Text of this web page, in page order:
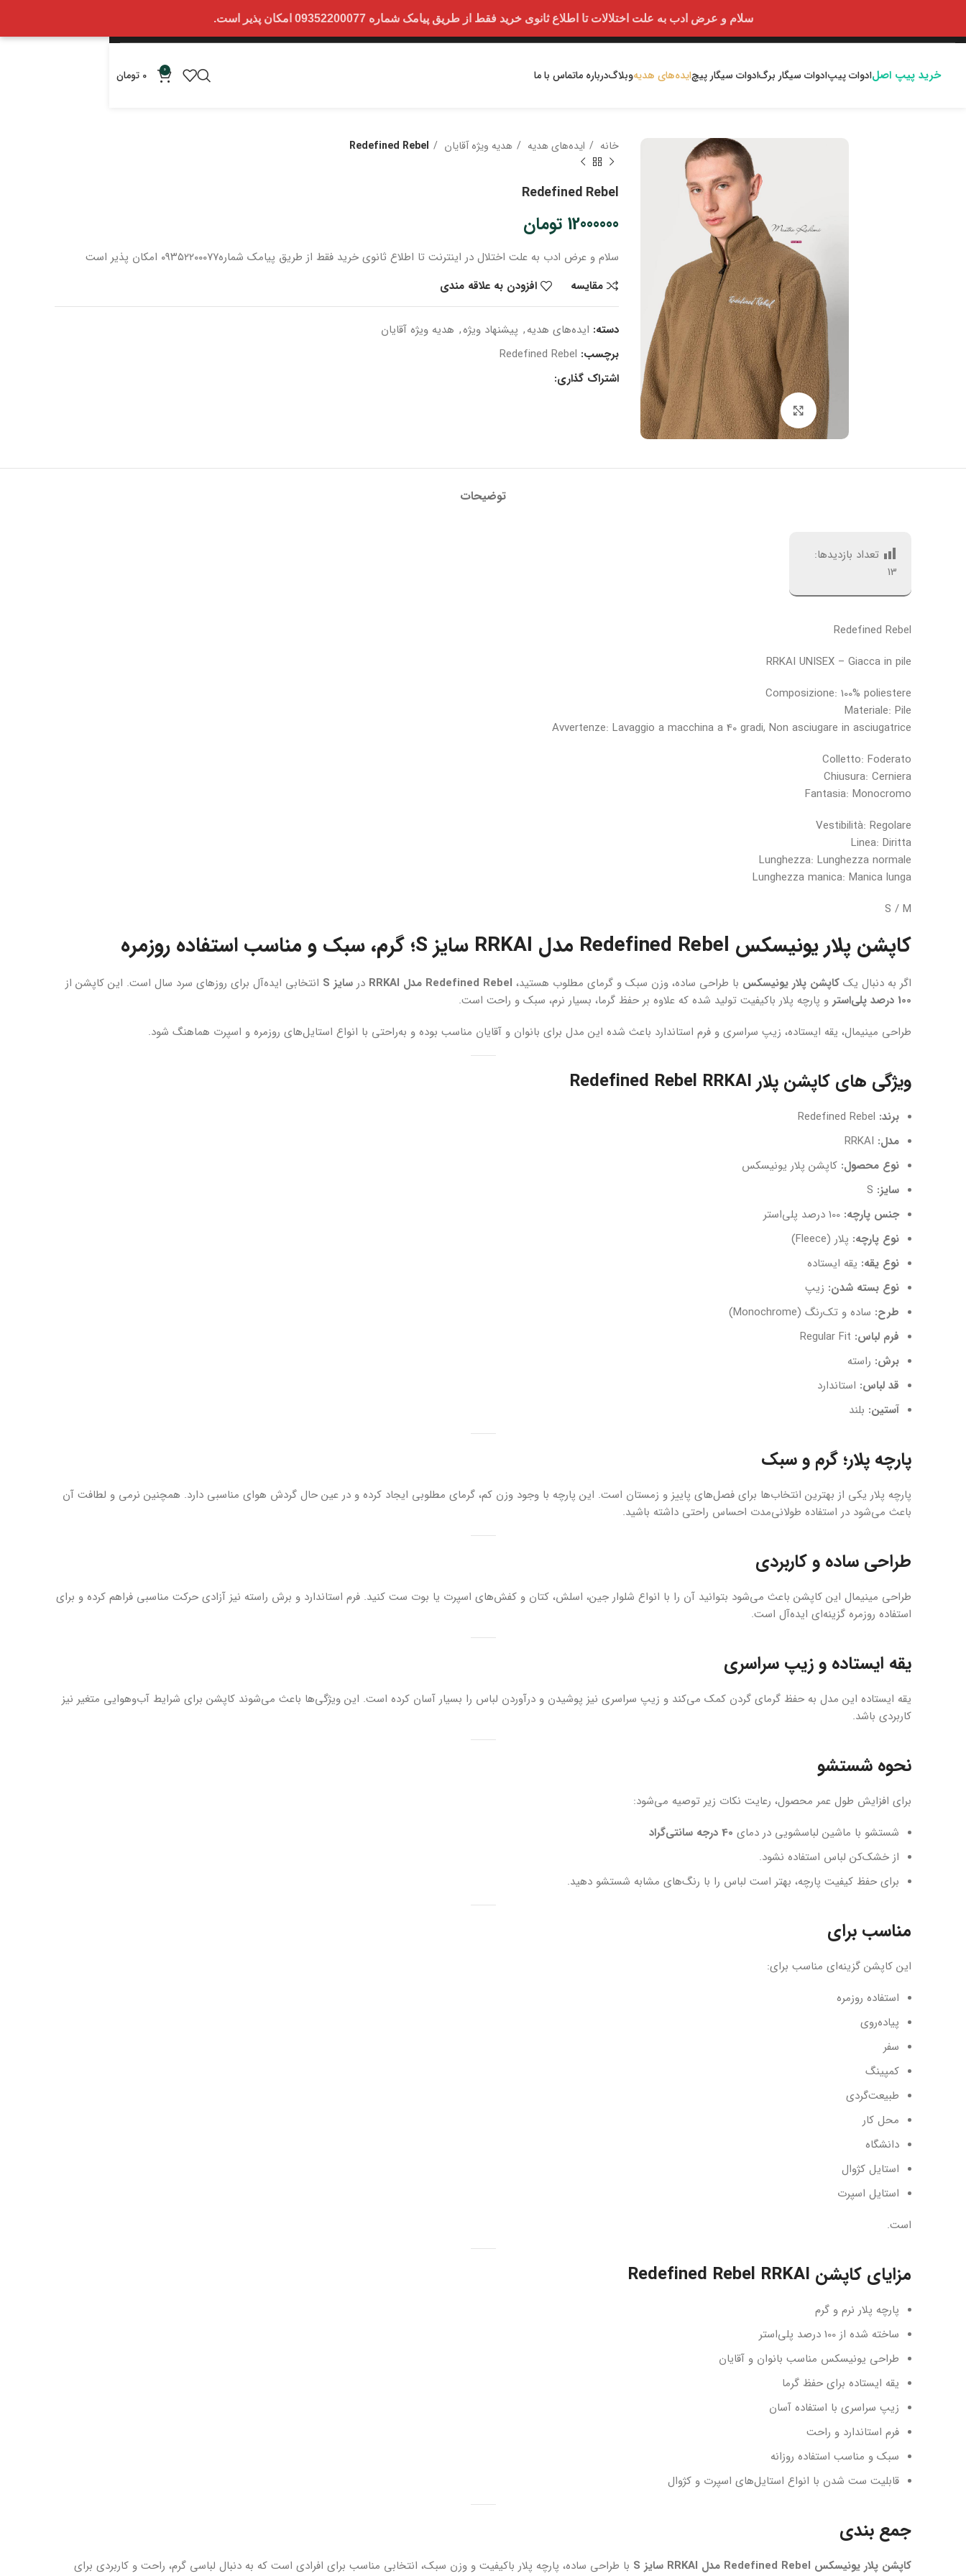
سلام و عرض ادب به علت اختلالات تا اطلاع ثانوی خرید فقط از طریق پیامک شماره 09352200077 امکان پذیر است.
خرید پیپ اصلادوات پیپادوات سیگار برگادوات سیگار پیچایده‌های هدیهوبلاگدرباره ماتماس با ما 0
0 تومان
بزرگنمایی تصویر
خانه ایده‌های هدیه هدیه ویژه آقایان Redefined Rebel
Redefined Rebel
12000000 تومان
سلام و عرض ادب به علت اختلال در اینترنتتا اطلاع ثانویخریدفقط از طریق پیامک شماره۰۹۳۵۲۲۰۰۰۷۷ امکان پذیر است
مقایسه
افزودن به علاقه مندی
دسته: ایده‌های هدیه, پیشنهاد ویژه, هدیه ویژه آقایان
برچسب: Redefined Rebel
اشتراک گذاری:
توضیحات
تعداد بازدیدها:
13
Redefined Rebel
RRKAI UNISEX – Giacca in pile
Composizione: 100% poliestere
Materiale: Pile
Avvertenze: Lavaggio a macchina a 40 gradi, Non asciugare in asciugatrice
Colletto: Foderato
Chiusura: Cerniera
Fantasia: Monocromo
Vestibilità: Regolare
Linea: Diritta
Lunghezza: Lunghezza normale
Lunghezza manica: Manica lunga
S / M
کاپشن پلار یونیسکس Redefined Rebel مدل RRKAI سایز S؛ گرم، سبک و مناسب استفاده روزمره
اگر به دنبال یک کاپشن پلار یونیسکس با طراحی ساده، وزن سبک و گرمای مطلوب هستید، Redefined Rebel مدل RRKAI در سایز S
انتخابی ایده‌آل برای روزهای سرد سال است. این کاپشن از
100 درصد پلی‌استر
و پارچه پلار باکیفیت تولید شده که علاوه بر حفظ گرما، بسیار نرم، سبک و راحت است.
طراحی مینیمال، یقه ایستاده، زیپ سراسری و فرم استاندارد باعث شده این مدل برای بانوان و آقایان مناسب بوده و به‌راحتی با انواع استایل‌های روزمره و اسپرت هماهنگ شود.
ویژگی های کاپشن پلار Redefined Rebel RRKAI
برند:
مدل:
نوع محصول: کاپشن پلار یونیسکس
سایز:
جنس پارچه:
نوع پارچه: پلار (Fleece)
نوع یقه: یقه ایستاده
نوع بسته شدن: زیپ
طرح: ساده و تک‌رنگ (Monochrome)
فرم لباس:
برش: راسته
قد لباس: استاندارد
آستین: بلند
پارچه پلار؛ گرم و سبک
پارچه پلار یکی از بهترین انتخاب‌ها برای فصل‌های پاییز و زمستان است. این پارچه با وجود وزن کم، گرمای مطلوبی ایجاد کرده و در عین حال گردش هوای مناسبی دارد. همچنین نرمی و لطافت آن
باعث می‌شود در استفاده طولانی‌مدت احساس راحتی داشته باشید.
طراحی ساده و کاربردی
طراحی مینیمال این کاپشن باعث می‌شود بتوانید آن را با انواع شلوار جین، اسلش، کتان و کفش‌های اسپرت یا بوت ست کنید. فرم استاندارد و برش راسته نیز آزادی حرکت مناسبی فراهم کرده و برای
استفاده روزمره گزینه‌ای ایده‌آل است.
یقه ایستاده و زیپ سراسری
یقه ایستاده این مدل به حفظ گرمای گردن کمک می‌کند و زیپ سراسری نیز پوشیدن و درآوردن لباس را بسیار آسان کرده است. این ویژگی‌ها باعث می‌شوند کاپشن برای شرایط آب‌وهوایی متغیر نیز
کاربردی باشد.
نحوه شستشو
برای افزایش طول عمر محصول، رعایت نکات زیر توصیه می‌شود:
شستشو با ماشین لباسشویی در دمای 40 درجه سانتی‌گراد
از خشک‌کن لباس استفاده نشود.
برای حفظ کیفیت پارچه، بهتر است لباس را با رنگ‌های مشابه شستشو دهید.
مناسب برای
این کاپشن گزینه‌ای مناسب برای:
استفاده روزمره
پیاده‌روی
سفر
کمپینگ
طبیعت‌گردی
محل کار
دانشگاه
استایل کژوال
استایل اسپرت
است.
مزایای کاپشن Redefined Rebel RRKAI
پارچه پلار نرم و گرم
ساخته شده از 100 درصد پلی‌استر
طراحی یونیسکس مناسب بانوان و آقایان
یقه ایستاده برای حفظ گرما
زیپ سراسری با استفاده آسان
فرم استاندارد و راحت
سبک و مناسب استفاده روزانه
قابلیت ست شدن با انواع استایل‌های اسپرت و کژوال
جمع بندی
کاپشن پلار یونیسکس Redefined Rebel مدل RRKAI سایز S
با طراحی ساده، پارچه پلار باکیفیت و وزن سبک، انتخابی مناسب برای افرادی است که به دنبال لباسی گرم، راحت و کاربردی برای